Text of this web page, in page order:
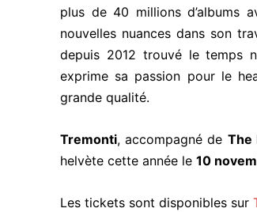
plus de 40 millions d’albums
nouvelles nuances dans son
depuis 2012 trouvé le temps
exprime sa passion pour le
grande qualité.
Tremonti, accompagné de The
helvète cette année le 10
Les tickets sont disponibles sur